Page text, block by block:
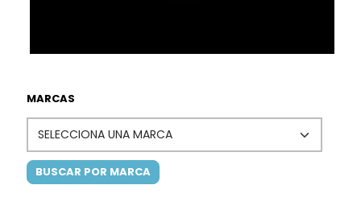
MARCAS